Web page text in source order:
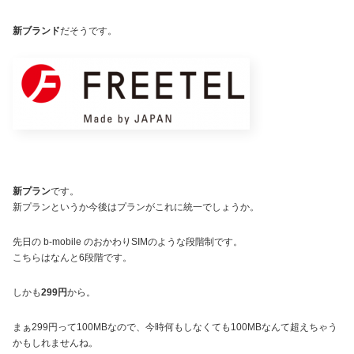
新ブランドだそうです。
新プランです。
新プランというか今後はプランがこれに統一でしょうか。
先日の b-mobile のおかわりSIMのような段階制です。
こちらはなんと6段階です。
しかも299円から。
まぁ299円って100MBなので、今時何もしなくても100MBなんて超えちゃう
かもしれませんね。